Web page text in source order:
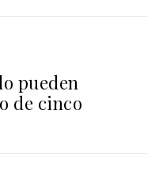
pueden
de cinco